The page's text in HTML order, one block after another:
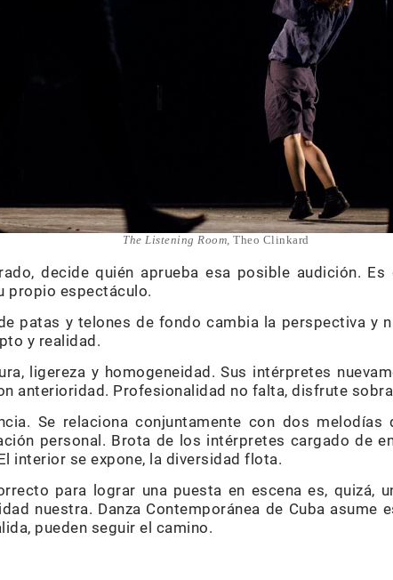
The Listening Room,Theo Clinkard
decide quién aprueba esa posible audición.
propio espectáculo.
patas y telones de fondo cambia la perspectiva y
y realidad.
ligereza y homogeneidad. Sus intérpretes
anterioridad. Profesionalidad no falta, disfrute
Se relaciona conjuntamente con dos
personal. Brota de los intérpretes cargado de
interior se expone, la diversidad flota.
para lograr una puesta en escena es, quizá,
nuestra. Danza Contemporánea de Cuba asume
pueden seguir el camino.